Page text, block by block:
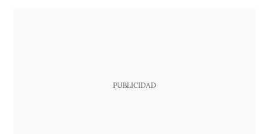
PUBLICIDAD